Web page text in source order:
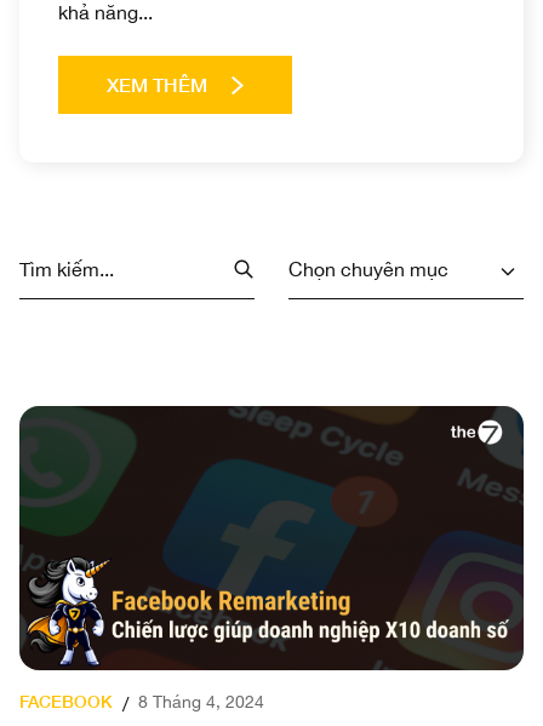
khả năng...
XEM THÊM
Chọn chuyên mục
FACEBOOK / 8 Tháng 4, 2024